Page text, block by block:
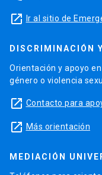
launch Ir al sitio de
DISCRIMINACIÓN
Orientación y apoyo
género o violencia
launch Contacto para
launch Más orientación
MEDIACIÓN